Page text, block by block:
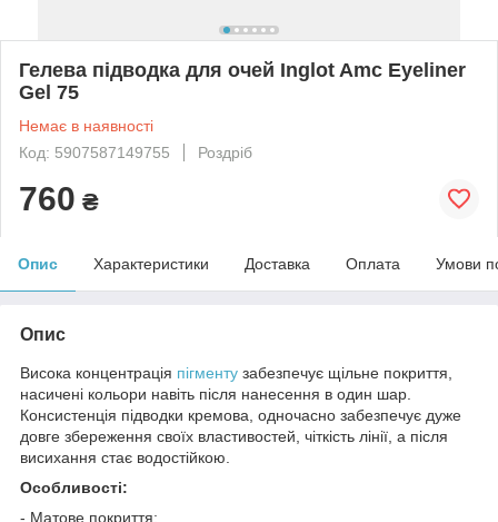
Гелева підводка для очей Inglot Amc Eyeliner
Gel 75
Немає в наявності
Код: 5907587149755
Роздріб
760 ₴
Опис Характеристики Доставка Оплата Умови
Опис
Висока концентрація пігменту забезпечує щільне покриття,
насичені кольори навіть після нанесення в один шар.
Консистенція підводки кремова, одночасно забезпечує дуже
довге збереження своїх властивостей, чіткість лінії, а після
висихання стає водостійкою.
Особливості:
- Матове покриття;